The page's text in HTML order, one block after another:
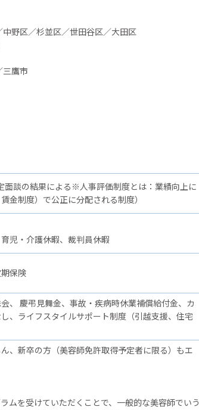
野区／杉並区／世田谷区／大田区
三鷹市
面談の結果による※人事評価制度とは：業績向上に
金制度）で公正に分配される制度）
児・介護休暇、裁判員休暇
保険
、 慶弔見舞金、事故・疾病時休業補償給付金、カ
、ライフスタイルサポート制度（引越支援、住宅
、新卒の方（美容師免許取得予定者に限る）もエ
ムを受けていただくことで、一般的な美容師でいう